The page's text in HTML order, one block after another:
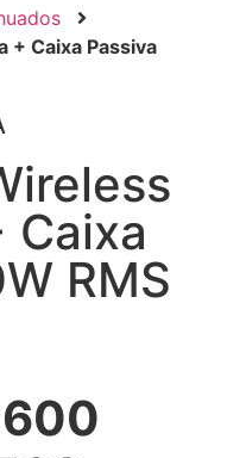
+ Caixa Passiva
Caixa
RMS
600